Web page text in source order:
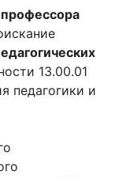
профессора
13.00.01
педагогики и